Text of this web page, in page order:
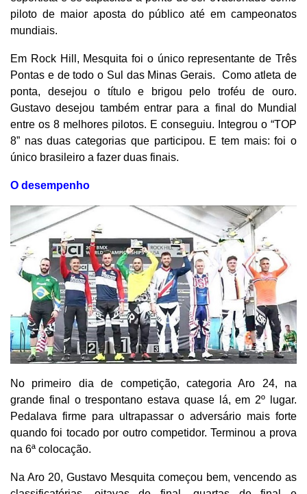
piloto de maior aposta do público até em campeonatos
mundiais.
Em Rock Hill, Mesquita foi o único representante de Três
Pontas e de todo o Sul das Minas Gerais. Como atleta de
ponta, desejou o título e brigou pelo troféu de ouro.
Gustavo desejou também entrar para a final do Mundial
entre os 8 melhores pilotos. E conseguiu. Integrou o “TOP
8” nas duas categorias que participou. E tem mais: foi o
único brasileiro a fazer duas finais.
O desempenho
No primeiro dia de competição, categoria Aro 24, na
grande final o trespontano estava quase lá, em 2º lugar.
Pedalava firme para ultrapassar o adversário mais forte
quando foi tocado por outro competidor. Terminou a prova
na 6ª colocação.
Na Aro 20, Gustavo Mesquita começou bem, vencendo as